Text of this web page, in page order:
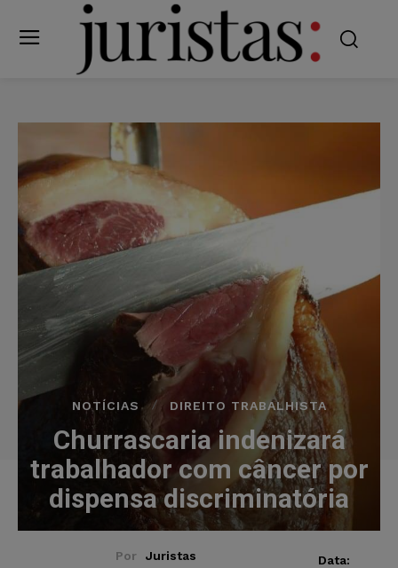
NOTÍCIAS DIREITO TRABALHISTA
Churrascaria indenizará
trabalhador com câncer por
dispensa discriminatória
Por Juristas
Data: